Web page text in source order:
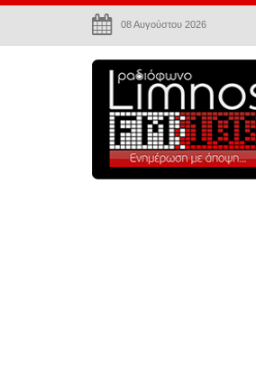
08 Αυγούστου 2026